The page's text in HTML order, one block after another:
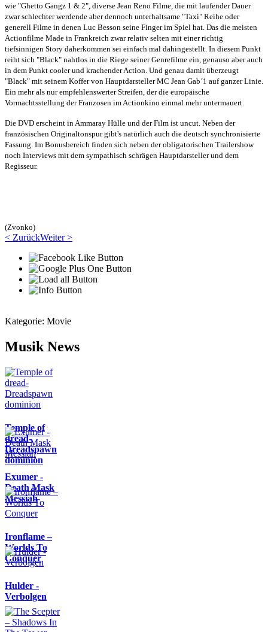
wie "Ghetto Gangz 1 & 2", diverse Jean Reno Filme, die mit laufender Dauer
zwar schlechter werdende aber dennoch unterhaltsame "Taxi" Reihe oder
generell Filme in denen Luc Besson seine Finger im Spiel hat. Das die meisten
Actionfilme Made in Frankreich zwar relativ selten mit einer richtig
tiefsinnigen Story daherkommen sei einfach mal dahingestellt. In diesem Punkt
reiht sich "Black" nahtlos in die Riege seiner Genrefilme ein, genauso aber auch
in dem Punkt cooler und krachender Action. Und genau damit überzeugt
"Black" mit seinem Koffer von Hauptdarsteller MC Jean Gab´1 auf ganzer Linie.
Ein mehr als nur empfehlenswerter Streifen, der die europäische
Vormachtsstellung der Franzosen im Actionkino einmal mehr untermauert.
Die DVD erscheint in Ammaray Hülle und der Film ist uncut. Neben der
französischen Originaltonspur gibt's natürlich auch die deutsch synchronisierte
Fassung. Im Bonusbereich finden sich neben der obligatorischen Trailershow
noch Interviews mit dem sympathisch schrägen Hauptdarsteller und dem
Regisseur.
(Zvonko)
< ZurückWeiter >
Kategorie: Movie
Musik News
Temple of
dread-
Dreadspawn
dominion
Exumer -
Death Mask
Messiah
Ironflame –
Worlds To
Conquer
Hulder -
Verbolgen